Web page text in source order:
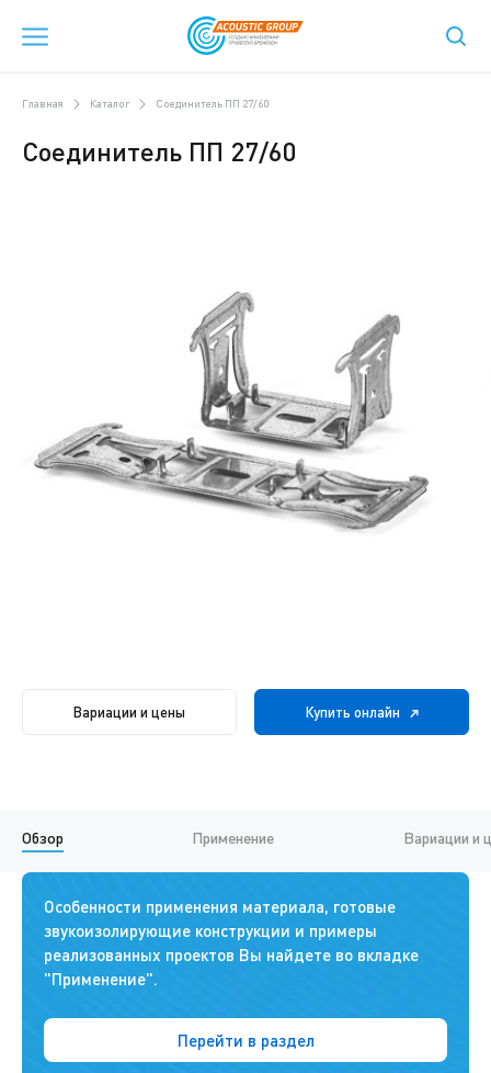
Вариации и цены Купить онлайн
Главная Каталог Соединитель ПП 27/60
Соединитель ПП 27/60
Обзор Применение Вариации и
Особенности применения материала, готовые
звукоизолирующие конструкции и примеры
реализованных проектов Вы найдете во вкладке
"Применение".
Перейти в раздел